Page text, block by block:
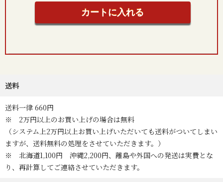
送料
送料一律 660円
※ 2万円以上のお買い上げの場合は無料
（システム上2万円以上お買い上げいただいても送料がついてしまい
ますが、送料無料の処理をさせていただきます。）
※ 北海道1,100円 沖縄2,200円、離島や外国への発送は実費とな
り、再計算してご連絡させていただきます。